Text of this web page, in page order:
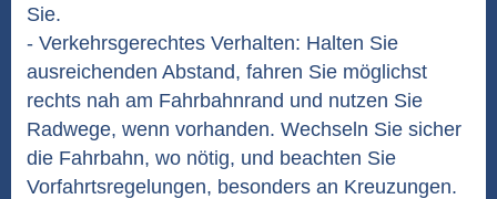
Sie.
- Verkehrsgerechtes Verhalten: Halten Sie
ausreichenden Abstand, fahren Sie möglichst
rechts nah am Fahrbahnrand und nutzen Sie
Radwege, wenn vorhanden. Wechseln Sie sicher
die Fahrbahn, wo nötig, und beachten Sie
Vorfahrtsregelungen, besonders an Kreuzungen.